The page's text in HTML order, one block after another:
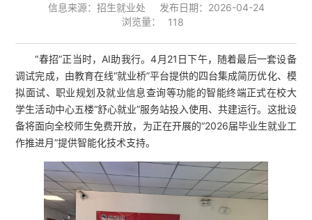
信息来源：招生就业处
发布日期：2026-04-24
浏览量：
118
“春招”正当时，AI助我行。4月21日下午，随着最后一套设备
调试完成，由教育在线“就业桥”平台提供的四台集成简历优化、模
拟面试、职业规划及就业信息查询等功能的智能终端正式在校大
学生活动中心五楼“舒心就业”服务站投入使用、共建运行。这批设
备将面向全校师生免费开放，为正在开展的“2026届毕业生就业工
作推进月”提供智能化技术支持。